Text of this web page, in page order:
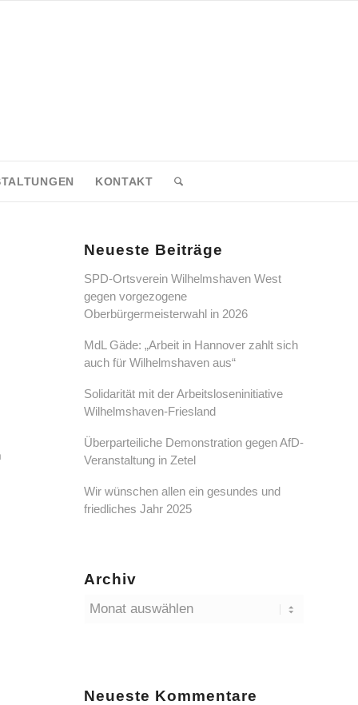
KONTAKT
Neueste Beiträge
SPD-Ortsverein Wilhelmshaven West
gegen vorgezogene
Oberbürgermeisterwahl in 2026
MdL Gäde: „Arbeit in Hannover zahlt sich
auch für Wilhelmshaven aus“
Solidarität mit der Arbeitsloseninitiative
Wilhelmshaven-Friesland
Überparteiliche Demonstration gegen AfD-
Veranstaltung in Zetel
Wir wünschen allen ein gesundes und
friedliches Jahr 2025
Archiv
Neueste Kommentare